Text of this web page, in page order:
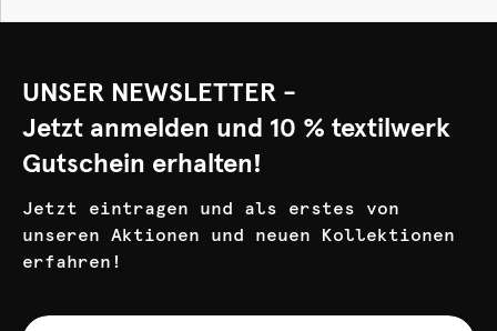
UNSER NEWSLETTER -
Jetzt anmelden und 10 % textilwerk
Gutschein erhalten!
Jetzt eintragen und als erstes von
unseren Aktionen und neuen Kollektionen
erfahren!